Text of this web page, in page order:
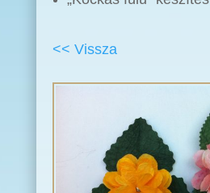
<< Vissza